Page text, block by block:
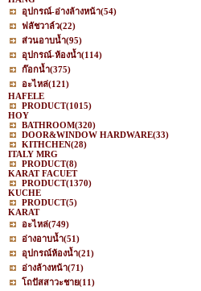
อุปกรณ์-อ่างล้างหน้า(54)
ฟลัชวาล์ว(22)
ส่วนอาบน้ำ(95)
อุปกรณ์-ห้องน้ำ(114)
ก๊อกน้ำ(375)
อะไหล่(121)
HAFELE
PRODUCT(1015)
HOY
BATHROOM(320)
DOOR&WINDOW HARDWARE(33)
KITHCHEN(28)
ITALY MRG
PRODUCT(8)
KARAT FACUET
PRODUCT(1370)
KUCHE
PRODUCT(5)
KARAT
อะไหล่(749)
อ่างอาบน้ำ(51)
อุปกรณ์ห้องน้ำ(21)
อ่างล้างหน้า(71)
โถปัสสาวะชาย(11)